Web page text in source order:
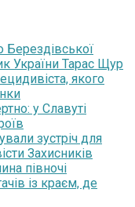
Берездівської
України Тарас Щур
якого
у Славуті
зустріч для
Захисників
півночі
із краєм, де